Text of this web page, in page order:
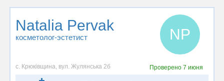
Natalia Pervak
косметолог-эстетист NP
с. Крюківщина, вул. Жулянська 2б Проверено7 июня